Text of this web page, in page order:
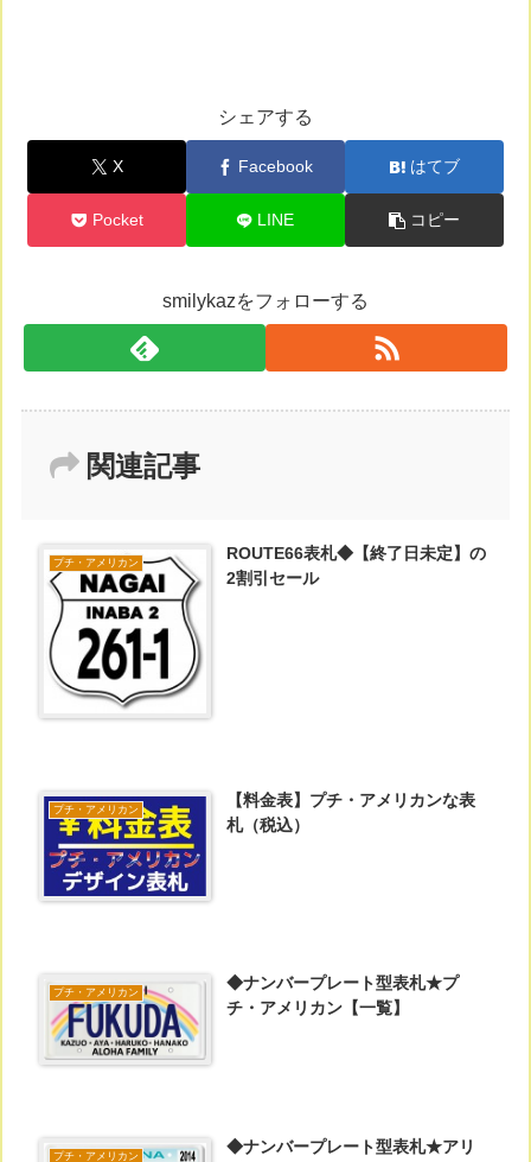
シェアする
X Facebook はてブ
Pocket LINE コピー
smilykazをフォローする
関連記事
プチ・アメリカン
ROUTE66表札◆【終了日未定】の
2割引セール
プチ・アメリカン
【料金表】プチ・アメリカンな表
札（税込）
プチ・アメリカン
◆ナンバープレート型表札★プ
チ・アメリカン【一覧】
プチ・アメリカン
◆ナンバープレート型表札★アリ